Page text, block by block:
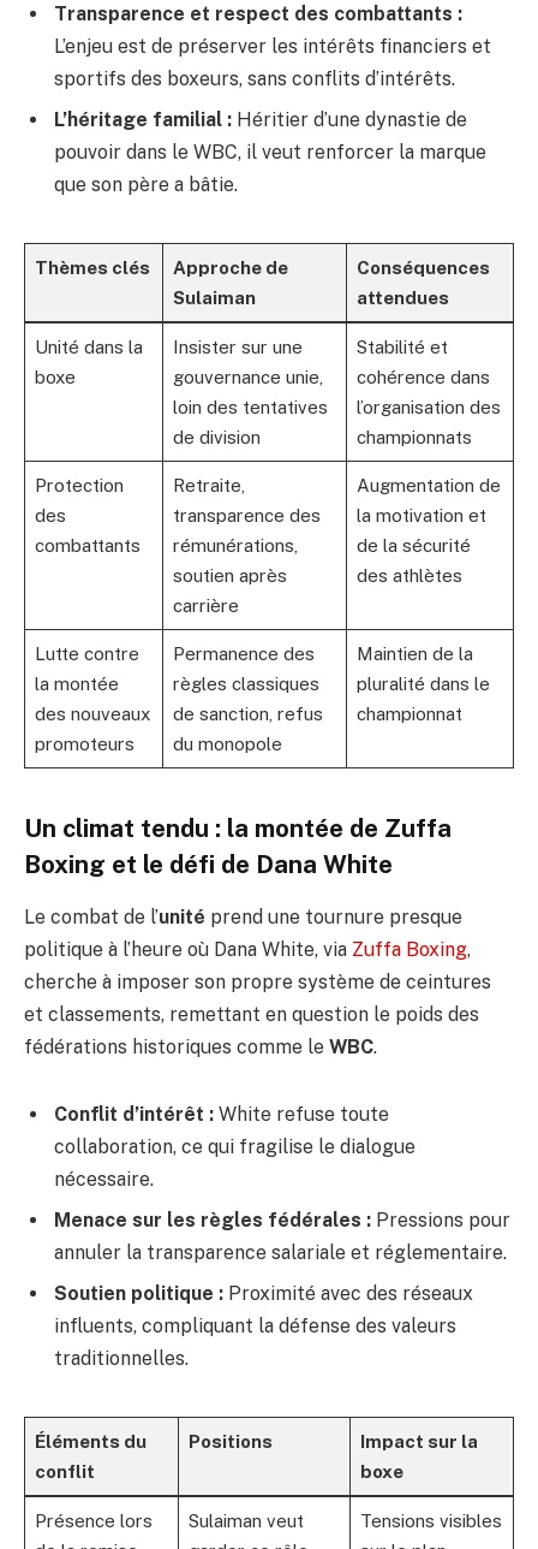
Transparence et respect des combattants :
L’enjeu est de préserver les intérêts financiers et
sportifs des boxeurs, sans conflits d’intérêts.
L’héritage familial : Héritier d’une dynastie de
pouvoir dans le WBC, il veut renforcer la marque
que son père a bâtie.
Thèmes clés
Approche de
Sulaiman
Conséquences
attendues
Unité dans la
boxe
Insister sur une
gouvernance unie,
loin des tentatives
de division
Stabilité et
cohérence dans
l’organisation des
championnats
Protection
des
combattants
Retraite,
transparence des
rémunérations,
soutien après
carrière
Augmentation de
la motivation et
de la sécurité
des athlètes
Lutte contre
la montée
des nouveaux
promoteurs
Permanence des
règles classiques
de sanction, refus
du monopole
Maintien de la
pluralité dans le
championnat
Un climat tendu : la montée de Zuffa
Boxing et le défi de Dana White
Le combat de l’unité prend une tournure presque
politique à l’heure où Dana White, via Zuffa Boxing,
cherche à imposer son propre système de ceintures
et classements, remettant en question le poids des
fédérations historiques comme le WBC.
Conflit d’intérêt : White refuse toute
collaboration, ce qui fragilise le dialogue
nécessaire.
Menace sur les règles fédérales : Pressions pour
annuler la transparence salariale et réglementaire.
Soutien politique : Proximité avec des réseaux
influents, compliquant la défense des valeurs
traditionnelles.
Éléments du
conflit
Positions
Impact sur la
boxe
Présence lors
Sulaiman veut
Tensions visibles